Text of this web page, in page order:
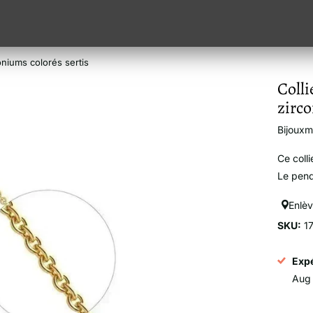
colorés sertis
Ce
Le
SKU: